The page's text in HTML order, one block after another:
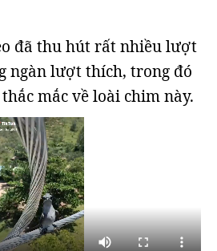
đã thu hút rất nhiều lượt
ngàn lượt thích, trong đó
mắc về loài chim này.